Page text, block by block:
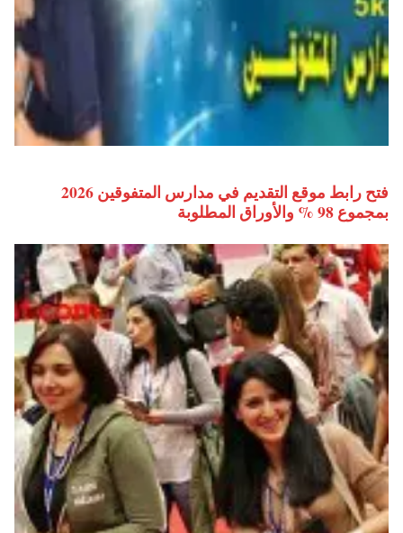
فتح رابط موقع التقديم في مدارس المتفوقين 2026
بمجموع 98 % والأوراق المطلوبة